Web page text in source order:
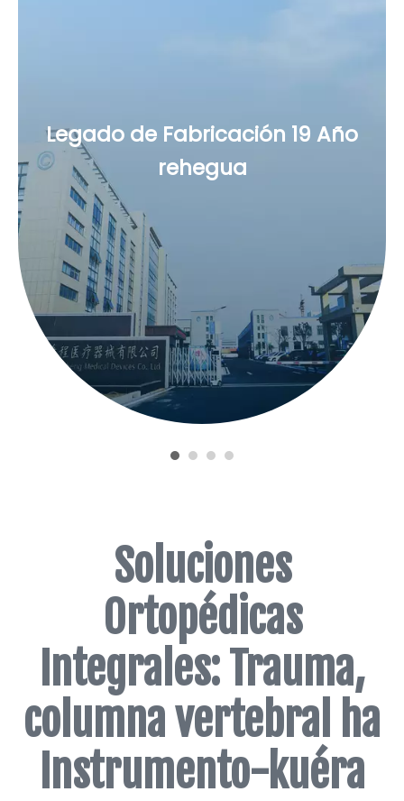
Legado de Fabricación 19 Año
rehegua
Soluciones
Ortopédicas
Integrales: Trauma,
columna vertebral ha
Instrumento-kuéra